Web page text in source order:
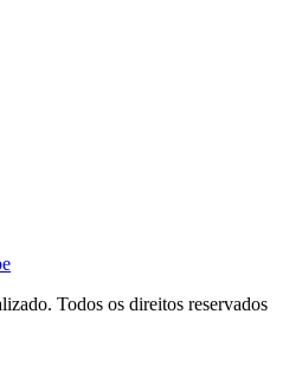
Todos os direitos reservados